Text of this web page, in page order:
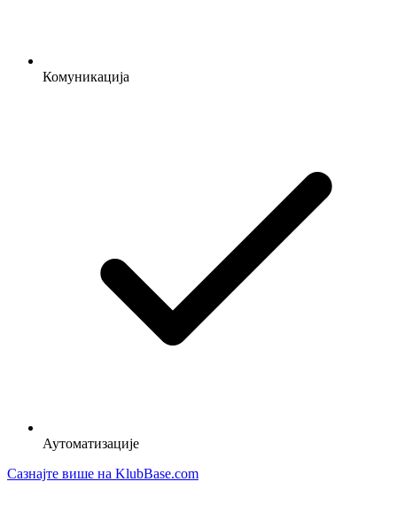
Комуникација
Аутоматизације
Сазнајте више на KlubBase.com